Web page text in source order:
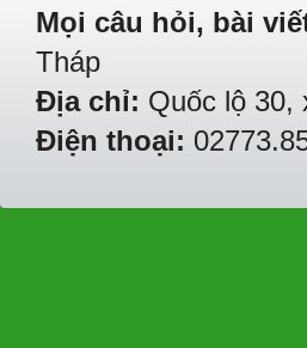
Mọi câu hỏi, bài
Tháp
Địa chỉ: Quốc lộ 30,
Điện thoại: